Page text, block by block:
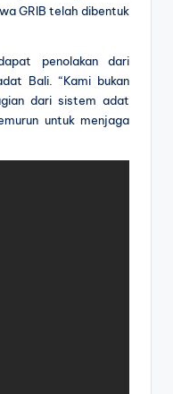
GRIB telah dibentuk
penolakan dari
Bali. “Kami bukan
dari sistem adat
untuk menjaga